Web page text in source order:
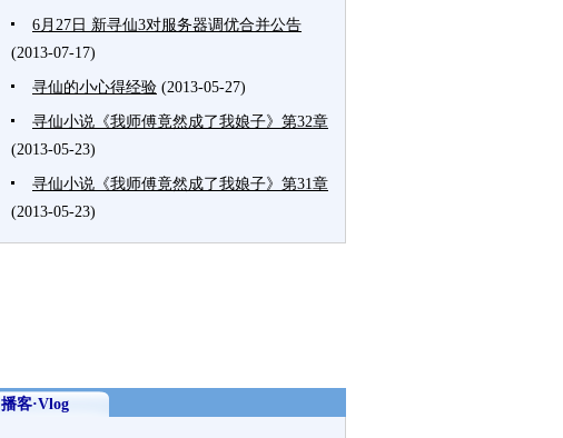
6月27日 新寻仙3对服务器调优合并公告
(2013-07-17)
寻仙的小心得经验 (2013-05-27)
寻仙小说《我师傅竟然成了我娘子》第32章
(2013-05-23)
寻仙小说《我师傅竟然成了我娘子》第31章
(2013-05-23)
播客·Vlog